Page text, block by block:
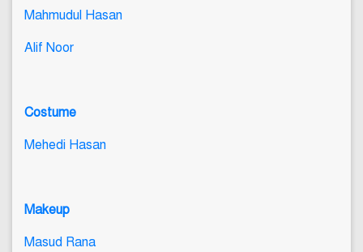
Mahmudul Hasan
Alif Noor
Costume
Mehedi Hasan
Makeup
Masud Rana